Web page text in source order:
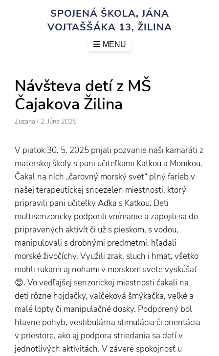
SPOJENÁ ŠKOLA, JÁNA
VOJTAŠŠÁKA 13, ŽILINA
MENU
Návšteva detí z MŠ
Čajakova Žilina
Author
Zuzana / Posted
2. Júna 2025
V piatok 30. 5. 2025 prijali pozvanie naši kamaráti z
materskej školy s pani učiteľkami Katkou a Monikou.
Čakal na nich „čarovný morský svet“ plný farieb v
našej terapeutickej snoezelen miestnosti, ktorý
pripravili pani učiteľky Aďka s Katkou. Deti
multisenzoricky podporili vnímanie a zapojili sa do
pripravených aktivít či už s pieskom, s vodou,
manipulovali s drobnými predmetmi, hľadali
morské živočíchy. Využili zrak, sluch i hmat, všetko
mohli rukami aj nohami v morskom svete vyskúšať
😊. Vo vedľajšej senzorickej miestnosti čakali na
deti rôzne hojdačky, valčeková šmýkačka, veľké a
malé lopty či manipulačné dosky. Podporený bol
hlavne pohyb, vestibulárna stimulácia či orientácia
v priestore, ako aj podpora striedania sa detí v
jednotlivých aktivitách. V závere spokojnosť u